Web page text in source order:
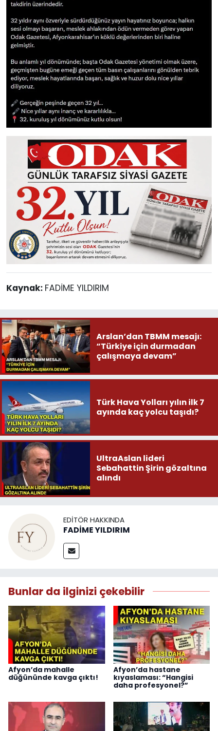
Kaynak: FADİME YILDIRIM
Arslan’dan TBMM mesajı:
“Türkiye için durmadan
çalışmaya devam”
Türk Hava Yolları yılın ilk 7
ayında kaç yolcu taşıdı?
UltraAslan lideri
Sebahattin Şirin gözaltına
alındı
EDITÖR HAKKINDA
FADİME YILDIRIM
Bunlar da ilginizi çekebilir
Afyon’da mahalle
düğününde kavga çıktı!
Afyon’da hastane
kıyaslaması: “Hangisi
daha profesyonel?”